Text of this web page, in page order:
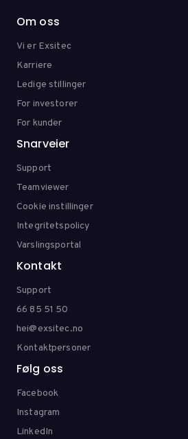
Om oss
Vi er Exsitec
Karriere
Ledige stillinger
For investorer
For kunder
Snarveier
Support
Teamviewer
Cookie instillinger
Integritetspolicy
Varslingsportal
Kontakt
Support
66 85 51 50
hei@exsitec.no
Kontaktpersoner
Følg oss
Facebook
Instagram
LinkedIn